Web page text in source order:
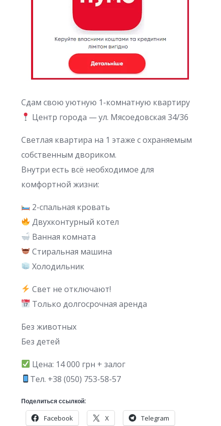
Сдам свою уютную 1-комнатную квартиру
Центр города — ул. Мясоедовская 34/36
Светлая квартира на 1 этаже с охраняемым
собственным двориком.
Внутри есть всё необходимое для
комфортной жизни:
2-спальная кровать
Двухконтурный котел
Ванная комната
Стиральная машина
Холодильник
Свет не отключают!
Только долгосрочная аренда
Без животных
Без детей
Цена: 14 000 грн + залог
Тел. +38 (050) 753-58-57
Поделиться ссылкой:
Facebook X Telegram